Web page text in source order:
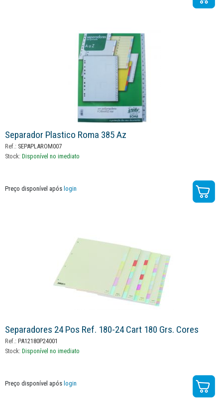
Separador Plastico Roma 385 Az
Ref.: SEPAPLAROM007
Stock: Disponível no imediato
Preço disponível após login
Separadores 24 Pos Ref. 180-24 Cart 180 Grs. Cores
Ref.: PA12180P24001
Stock: Disponível no imediato
Preço disponível após login